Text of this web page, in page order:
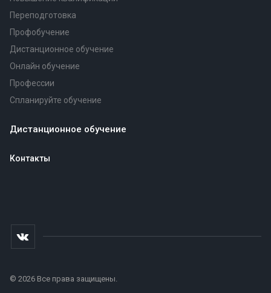
Переподготовка
Профобучение
Дистанционное обучение
Онлайн обучение
Профессии
Спланируйте обучение
Дистанционное обучение
Контакты
© 2026 Все права защищены.